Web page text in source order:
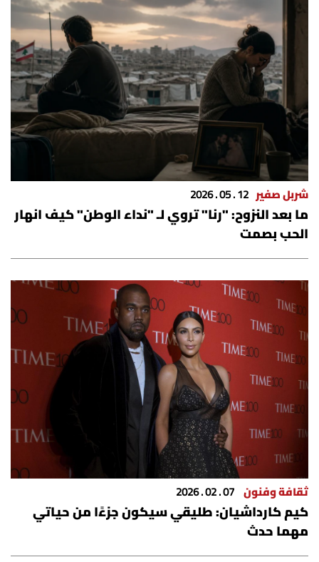
شربل صفير 12 . 05 . 2026
ما بعد النزوح: "رنا" تروي لـ "نداء الوطن" كيف انهار
الحب بصمت
ثقافة وفنون 07 . 02 . 2026
كيم كارداشيان: طليقي سيكون جزءًا من حياتي
مهما حدث